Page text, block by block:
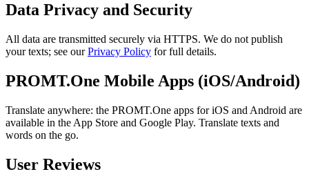
Data Privacy and Security
All data are transmitted securely via HTTPS. We do not publish
your texts; see ourPrivacy Policy for full details.
PROMT.One Mobile Apps (iOS/Android)
Translate anywhere: the PROMT.One apps for iOS and Android are
available in the App Store and Google Play. Translate texts and
words on the go.
User Reviews